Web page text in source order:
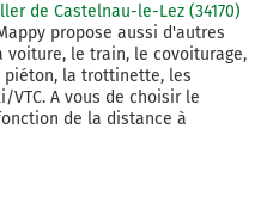
de Castelnau-le-Lez (34170)
propose aussi d'autres
voiture, le train, le covoiturage,
piéton, la trottinette, les
A vous de choisir le
de la distance à